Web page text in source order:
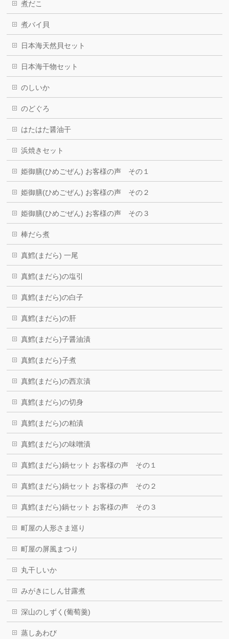
煮だこ
煮バイ貝
日本海天然貝セット
日本海干物セット
のしいか
のどぐろ
はたはた醤油干
浜焼きセット
姫御膳(ひめごぜん) お客様の声 その１
姫御膳(ひめごぜん) お客様の声 その２
姫御膳(ひめごぜん) お客様の声 その３
棒だら煮
真鱈(まだら) 一尾
真鱈(まだら)の塩引
真鱈(まだら)の白子
真鱈(まだら)の肝
真鱈(まだら)子醤油漬
真鱈(まだら)子煮
真鱈(まだら)の西京漬
真鱈(まだら)の切身
真鱈(まだら)の粕漬
真鱈(まだら)の味噌漬
真鱈(まだら)鍋セット お客様の声 その１
真鱈(まだら)鍋セット お客様の声 その２
真鱈(まだら)鍋セット お客様の声 その３
町屋の人形さま巡り
町屋の屏風まつり
丸干しいか
みがきにしん甘露煮
深山のしずく(葡萄羹)
蒸しあわび